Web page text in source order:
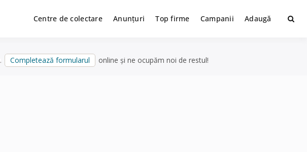
Centre de colectare Anunțuri Top firme Campanii Adaugă
. Completează formularul online și ne ocupăm noi de restul!